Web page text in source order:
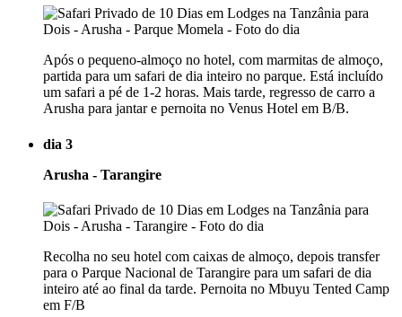
Após o pequeno-almoço no hotel, com marmitas de almoço,
partida para um safari de dia inteiro no parque. Está incluído
um safari a pé de 1-2 horas. Mais tarde, regresso de carro a
Arusha para jantar e pernoita no Venus Hotel em B/B.
dia 3
Arusha - Tarangire
Recolha no seu hotel com caixas de almoço, depois transfer
para o Parque Nacional de Tarangire para um safari de dia
inteiro até ao final da tarde. Pernoita no Mbuyu Tented Camp
em F/B